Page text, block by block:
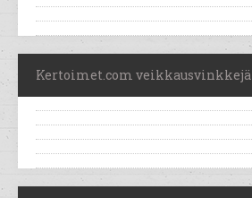
Kertoimet.com veikkausvinkkejä